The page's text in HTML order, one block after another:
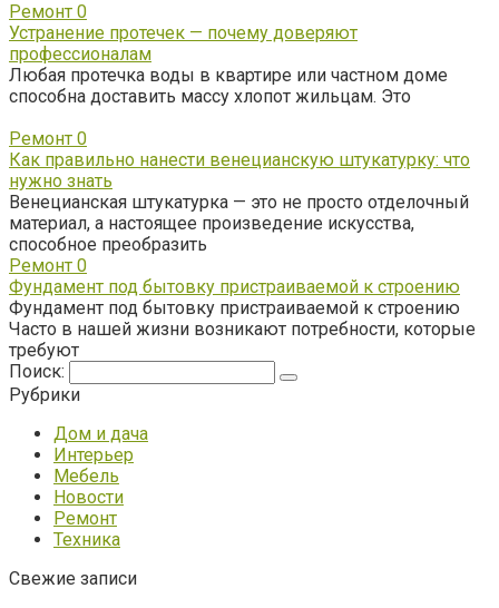
Ремонт 0
Устранение протечек — почему доверяют
профессионалам
Любая протечка воды в квартире или частном доме
способна доставить массу хлопот жильцам. Это
Ремонт 0
Как правильно нанести венецианскую штукатурку: что
нужно знать
Венецианская штукатурка — это не просто отделочный
материал, а настоящее произведение искусства,
способное преобразить
Ремонт 0
Фундамент под бытовку пристраиваемой к строению
Фундамент под бытовку пристраиваемой к строению
Часто в нашей жизни возникают потребности, которые
требуют
Поиск:
Рубрики
Дом и дача
Интерьер
Мебель
Новости
Ремонт
Техника
Свежие записи